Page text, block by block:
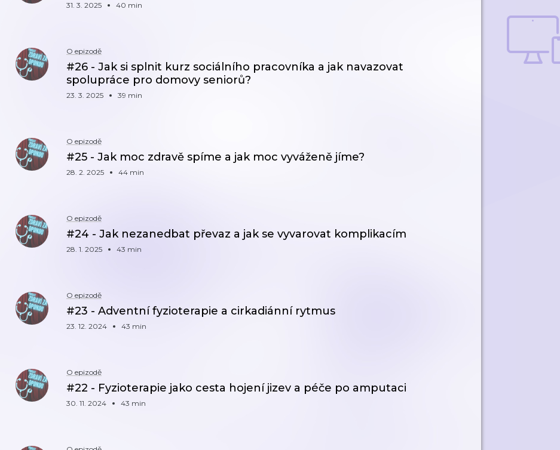
31. 3. 2025 40 min
O epizodě
#26 - Jak si splnit kurz sociálního pracovníka a jak navazovat
spolupráce pro domovy seniorů?
23. 3. 2025 39 min
O epizodě
#25 - Jak moc zdravě spíme a jak moc vyváženě jíme?
28. 2. 2025 44 min
O epizodě
#24 - Jak nezanedbat převaz a jak se vyvarovat komplikacím
28. 1. 2025 43 min
O epizodě
#23 - Adventní fyzioterapie a cirkadiánní rytmus
23. 12. 2024 43 min
O epizodě
#22 - Fyzioterapie jako cesta hojení jizev a péče po amputaci
30. 11. 2024 43 min